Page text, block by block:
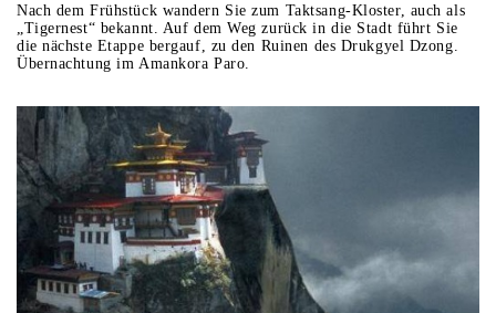
Nach dem Frühstück wandern Sie zum Taktsang-Kloster, auch als
„Tigernest“ bekannt. Auf dem Weg zurück in die Stadt führt Sie
die nächste Etappe bergauf, zu den Ruinen des Drukgyel Dzong.
Übernachtung im Amankora Paro.